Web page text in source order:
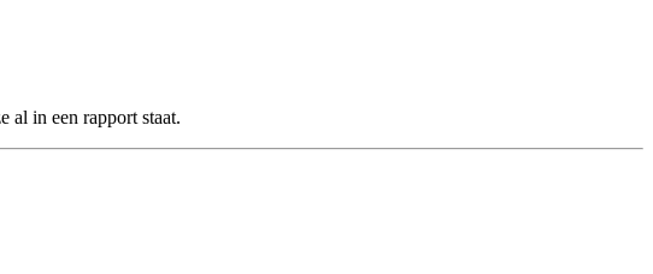
al in een rapport staat.